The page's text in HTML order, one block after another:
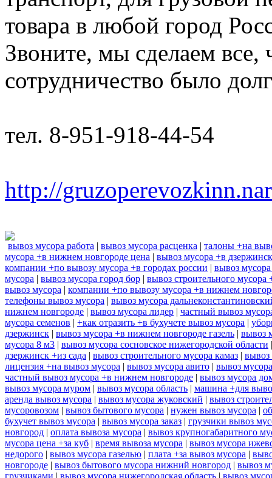
товара в любой город
Звоните, мы сделаем
сотрудничество было
тел. 8-951-918-44-54
http://
вывоз мусора работа | вывоз мусора расценка | талоны +на
мусора +в нижнем новгороде цена | вывоз мусора +в
компании +по вывозу мусора +в городах россии | вывоз мусора
мусора | вывоз мусора город бор | вывоз строительного мусора
вывоз мусора | компании +по вывозу мусора +в нижнем
телефоны вывоз мусора | вывоз мусора
нижнем новгороде | вывоз мусора лидер | частный вывоз
мусора семенов | +как отразить +в бухучете вывоз мусора |
дзержинск | вывоз мусора +в нижнем новгороде газель | вывоз
мусора 8 м3 | вывоз мусора сосновское нижегородской области
дзержинск +из сада | вывоз строительного мусора камаз | вывоз
лицензия +на вывоз мусора | вывоз мусора авито | вывоз
частный вывоз мусора +в нижнем новгороде | вывоз мусора
вывоз мусора муром | вывоз мусора область | машина +для
аренда вывоз мусора | вывоз мусора жуковский | вывоз
мусоровозом | вывоз бытового мусора | нужен вывоз мусора |
бухучет вывоз мусора | вывоз мусора заказ | грузчики вывоз
новгород | оплата вывоза мусора | вывоз крупногабаритного
мусора цена +за куб | время вывоза мусора | вывоз мусора
недорого | вывоз мусора газелью | плата +за вывоз мусора |
новгороде | вывоз бытового мусора нижний новгород | вывоз